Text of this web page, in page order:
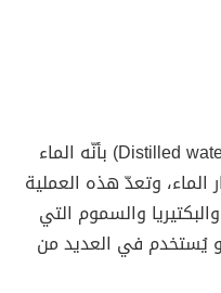
يعرّف الماء المقطّر (بالإنجليزية: Distilled water) بأنّه الماء
الماء، وتعدّ هذه العملية
والسموم التي
يُستخدم في العديد من